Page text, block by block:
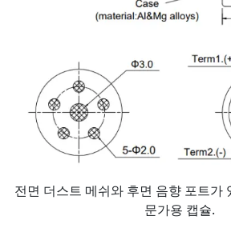
전면 더스트 메쉬와 후면 음향 포트
문가용 캡슐.